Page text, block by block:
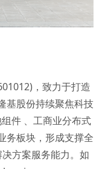
，致力于打造
基股份持续聚焦科技
件 、工商业分布式
务板块，形成支撑全
方案服务能力。如